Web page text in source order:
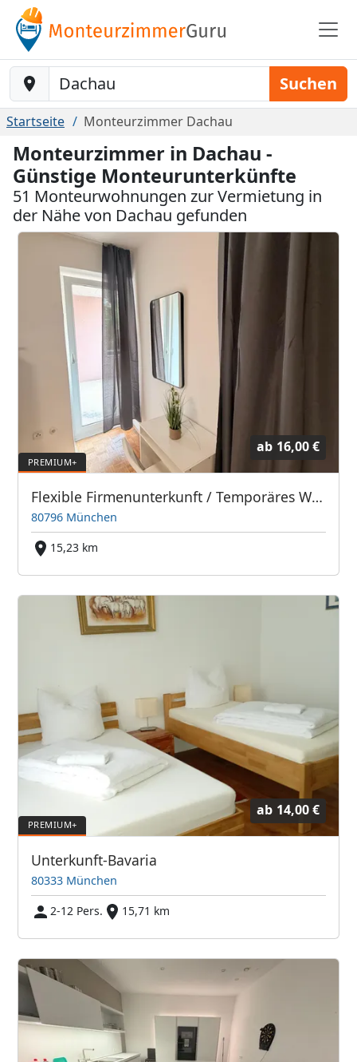
Baustelle-Location Suchen
Startseite Monteurzimmer Dachau
Monteurzimmer in Dachau -
Günstige Monteurunterkünfte
51 Monteurwohnungen zur Vermietung in
der Nähe von Dachau gefunden
ab 16,00 €
Flexible Firmenunterkunft / Temporäres Wohnen in München-Schwabing
80796 München
15,23 km
ab 14,00 €
Unterkunft-Bavaria
80333 München
2-12 Pers.
15,71 km